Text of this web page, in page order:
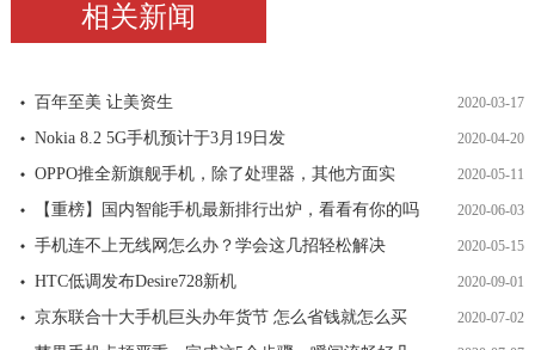
相关新闻
百年至美 让美资生 2020-03-17
Nokia 8.2 5G手机预计于3月19日发 2020-04-20
OPPO推全新旗舰手机，除了处理器，其他方面实 2020-05-11
【重榜】国内智能手机最新排行出炉，看看有你的吗 2020-06-03
手机连不上无线网怎么办？学会这几招轻松解决 2020-05-15
HTC低调发布Desire728新机 2020-09-01
京东联合十大手机巨头办年货节 怎么省钱就怎么买 2020-07-02